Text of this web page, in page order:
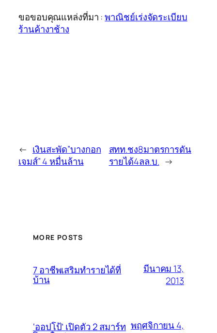
ขอขอบคุณแหล่งที่มา :พาณิชย์เร่งจัดระเบียบ
ร้านค้างาช้าง
← เงินสะพัด”บางกอก
เจมส์” 4 หมื่นล้าน
สทท.ชง8มาตรการดัน
รายได้4ลล.บ. →
MORE POSTS
7 อาชีพเสริมทำรายได้ที่
บ้าน
มีนาคม 13,
2013
‘ออปโป้’ เปิดตัว 2 สมาร์ท พฤศจิกายน 4,